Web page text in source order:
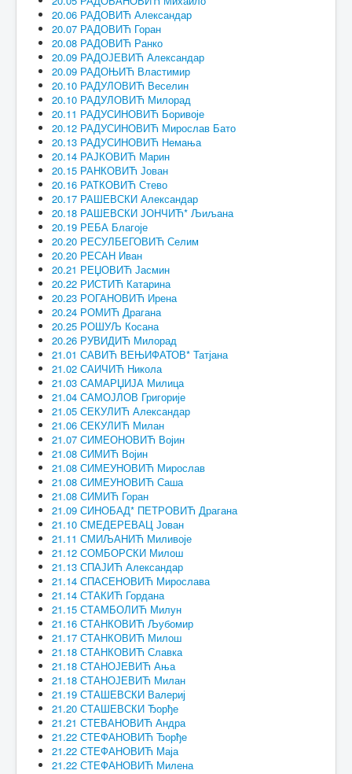
20.06 РАДОВИЋ Александар
20.07 РАДОВИЋ Горан
20.08 РАДОВИЋ Ранко
20.09 РАДОЈЕВИЋ Александар
20.09 РАДОЊИЋ Властимир
20.10 РАДУЛОВИЋ Веселин
20.10 РАДУЛОВИЋ Милорад
20.11 РАДУСИНОВИЋ Боривоје
20.12 РАДУСИНОВИЋ Мирослав Бато
20.13 РАДУСИНОВИЋ Немања
20.14 РАЈКОВИЋ Марин
20.15 РАНКОВИЋ Јован
20.16 РАТКОВИЋ Стево
20.17 РАШЕВСКИ Александар
20.18 РАШЕВСКИ ЈОНЧИЋ* Љиљана
20.19 РЕБА Благоје
20.20 РЕСУЛБЕГОВИЋ Селим
20.20 РЕСАН Иван
20.21 РЕЏОВИЋ Јасмин
20.22 РИСТИЋ Катарина
20.23 РОГАНОВИЋ Ирена
20.24 РОМИЋ Драгана
20.25 РОШУЉ Косана
20.26 РУВИДИЋ Милорад
21.01 САВИЋ ВЕЊИФАТОВ* Татјана
21.02 САИЧИЋ Никола
21.03 САМАРЏИЈА Милица
21.04 САМОЈЛОВ Григорије
21.05 СЕКУЛИЋ Александар
21.06 СЕКУЛИЋ Милан
21.07 СИМЕОНОВИЋ Војин
21.08 СИМИЋ Војин
21.08 СИМЕУНОВИЋ Мирослав
21.08 СИМЕУНОВИЋ Саша
21.08 СИМИЋ Горан
21.09 СИНОБАД* ПЕТРОВИЋ Драгана
21.10 СМЕДЕРЕВАЦ Јован
21.11 СМИЉАНИЋ Миливоје
21.12 СОМБОРСКИ Милош
21.13 СПАЈИЋ Александар
21.14 СПАСЕНОВИЋ Мирослава
21.14 СТАКИЋ Гордана
21.15 СТАМБОЛИЋ Милун
21.16 СТАНКОВИЋ Љубомир
21.17 СТАНКОВИЋ Милош
21.18 СТАНКОВИЋ Славка
21.18 СТАНОЈЕВИЋ Ања
21.18 СТАНОЈЕВИЋ Милан
21.19 СТАШЕВСКИ Валериј
21.20 СТАШЕВСКИ Ђорђе
21.21 СТЕВАНОВИЋ Андра
21.22 СТЕФАНОВИЋ Ђорђе
21.22 СТЕФАНОВИЋ Маја
21.22 СТЕФАНОВИЋ Милена